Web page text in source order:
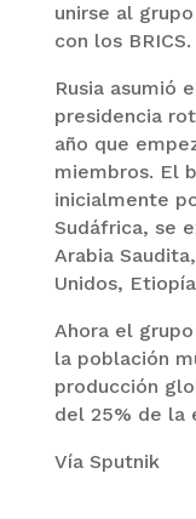
unirse al
con los BRICS.
Rusia asumió
presidencia
año que
miembros. El
inicialmente
Sudáfrica, se
Arabia
Unidos,
Ahora el
la población
producción
del 25% de la
Vía Sputnik